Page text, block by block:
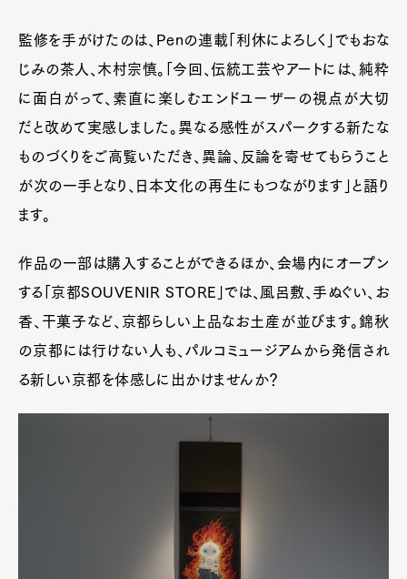
監修を手がけたのは、Penの連載「利休によろしく」でもおな
じみの茶人、木村宗慎。「今回、伝統工芸やアートには、純粋
に面白がって、素直に楽しむエンドユーザーの視点が大切
だと改めて実感しました。異なる感性がスパークする新たな
ものづくりをご高覧いただき、異論、反論を寄せてもらうこと
が次の一手となり、日本文化の再生にもつながります」と語り
ます。
作品の一部は購入することができるほか、会場内にオープン
する「京都SOUVENIR STORE」では、風呂敷、手ぬぐい、お
香、干菓子など、京都らしい上品なお土産が並びます。錦秋
の京都には行けない人も、パルコミュージアムから発信され
る新しい京都を体感しに出かけませんか？